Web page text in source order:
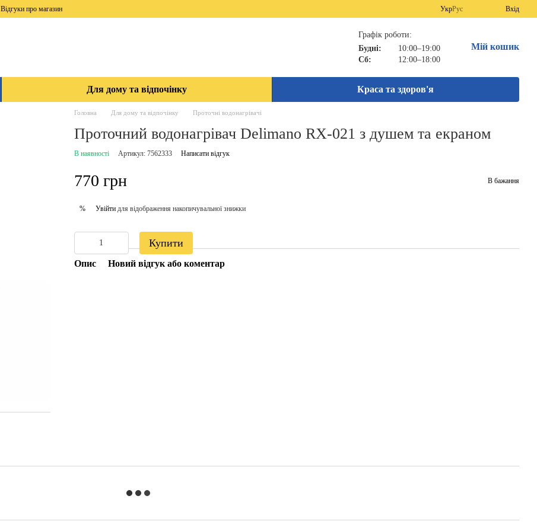
Відгуки про магазин УкрРус Вхід
Графік роботи:
Будні:
10:00–19:00
Сб:
12:00–18:00
Мій кошик
Для дому та відпочінку Краса та здоров'я
Головна Для дому та відпочінку Проточні водонагрівачі
Проточний водонагрівач Delimano RX-021 з душем та екраном
В наявності Артикул: 7562333 Написати відгук
770 грн В бажання
% Увійтидля відображення накопичувальної знижки
Купити
Опис Новий відгук або коментар